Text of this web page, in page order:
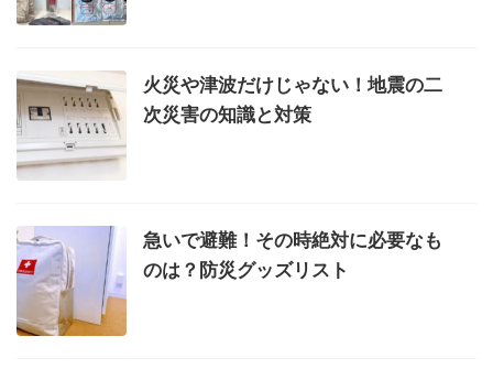
火災や津波だけじゃない！地震の二
次災害の知識と対策
急いで避難！その時絶対に必要なも
のは？防災グッズリスト